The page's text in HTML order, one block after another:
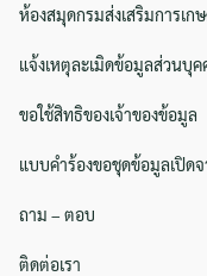
ห้องสมุดกรมส่งเสริมการเก
แจ้งเหตุละเมิดข้อมูลส่วนบุค
ขอใช้สิทธิของเจ้าของข้อมูล
แบบคำร้องขอชุดข้อมูลเปิดจ
ถาม – ตอบ
ติดต่อเรา